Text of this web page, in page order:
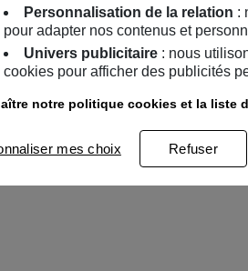
Personnalisation de la relation :
pour adapter nos contenus et
Univers publicitaire : nous
cookies pour afficher des publicités
notre politique cookies et la liste
mes choix Refuser